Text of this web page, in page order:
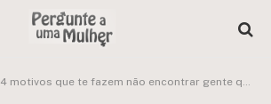
4 motivos que te fazem não encontrar gente que presta